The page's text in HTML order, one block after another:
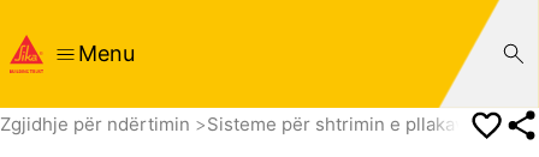
Menu
Zgjidhje për ndërtimin Sisteme për shtrimin e pllakave